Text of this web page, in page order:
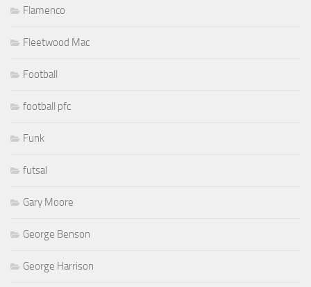
Flamenco
Fleetwood Mac
Football
football pfc
Funk
futsal
Gary Moore
George Benson
George Harrison